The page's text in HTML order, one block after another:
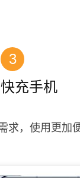
3
充手机
求，使用更加